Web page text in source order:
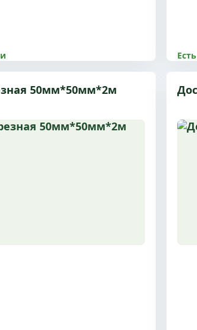
м, 2 сорт, с доставкой по
50мм*50мм*2м